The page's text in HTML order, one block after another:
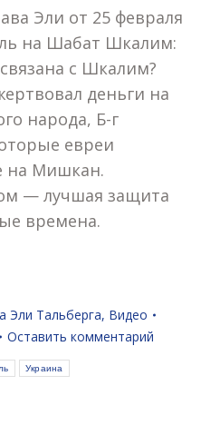
Эли от 25 февраля
на Шабат Шкалим:
с Шкалим?
деньги на
народа, Б-г
евреи
на Мишкан.
— лучшая защита
времена.
Эли Тальберга, Видео
Оставить комментарий
Украина